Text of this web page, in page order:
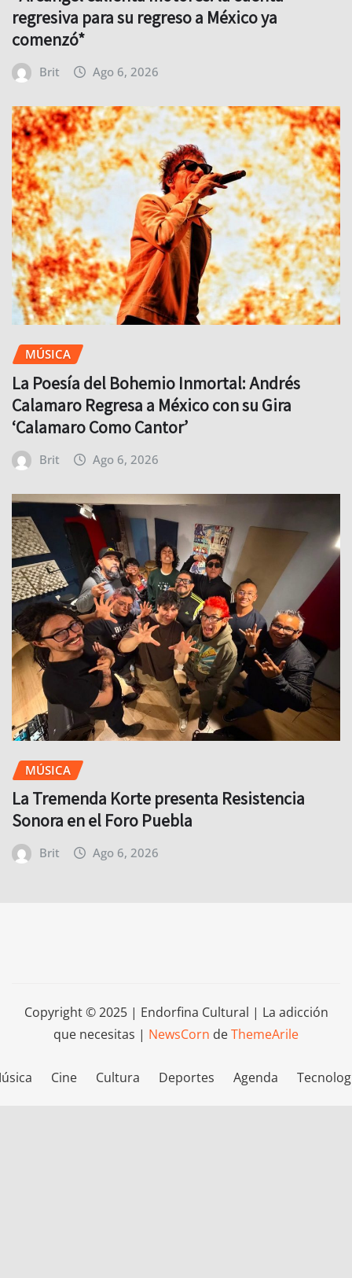
regresiva para su regreso a México ya
comenzó*
Brit Ago 6, 2026
MÚSICA
La Poesía del Bohemio Inmortal: Andrés
Calamaro Regresa a México con su Gira
‘Calamaro Como Cantor’
Brit Ago 6, 2026
MÚSICA
La Tremenda Korte presenta Resistencia
Sonora en el Foro Puebla
Brit Ago 6, 2026
Copyright © 2025 | Endorfina Cultural | La adicción
que necesitas | NewsCorn deThemeArile
Cine Cultura Deportes Agenda